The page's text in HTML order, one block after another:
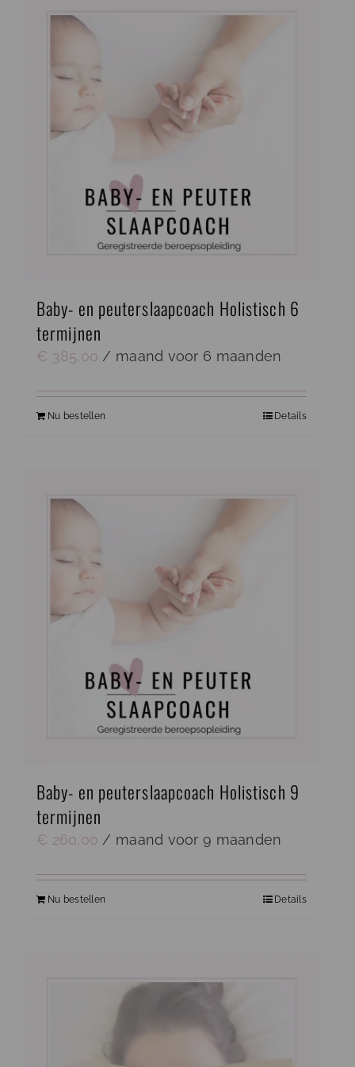
Baby- en peuterslaapcoach Holistisch 6
termijnen
€ 385,00 / maand voor 6 maanden
Nu bestellen Details
Baby- en peuterslaapcoach Holistisch 9
termijnen
€ 260,00 / maand voor 9 maanden
Nu bestellen Details